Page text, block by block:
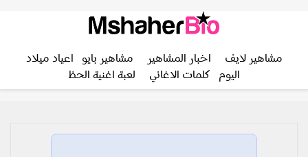
مشاهير لايف اخبار المشاهير مشاهير بايو
اعياد ميلاد
اليوم
كلمات الاغاني لعبة اغنية الحظ